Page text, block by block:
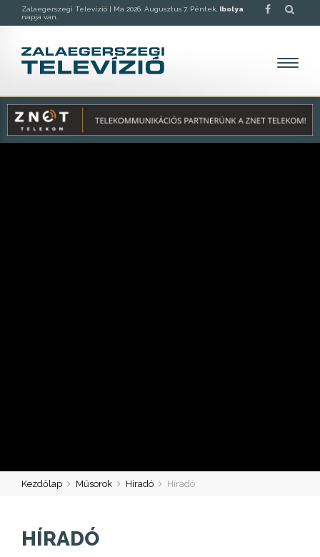
Zalaegerszegi Televízió | Ma 2026. Augusztus 7. Péntek, Ibolya
napja van.
Kezdőlap Műsorok Híradó Híradó
HÍRADÓ